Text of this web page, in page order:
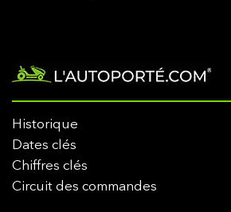
Historique
Dates clés
Chiffres clés
Circuit des commandes